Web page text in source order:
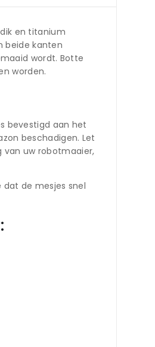
en titanium
beide kanten
wordt. Botte
worden.
bevestigd aan het
beschadigen. Let
van uw robotmaaier,
dat de mesjes snel